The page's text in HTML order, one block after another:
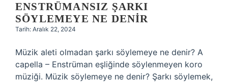
ENSTRÜMANSIZ ŞARKI
SÖYLEMEYE NE DENIR
Tarih: Aralık 22, 2024
Müzik aleti olmadan şarkı söylemeye ne denir? A
capella – Enstrüman eşliğinde söylenmeyen koro
müziği. Müzik söylemeye ne denir? Şarkı söylemek,